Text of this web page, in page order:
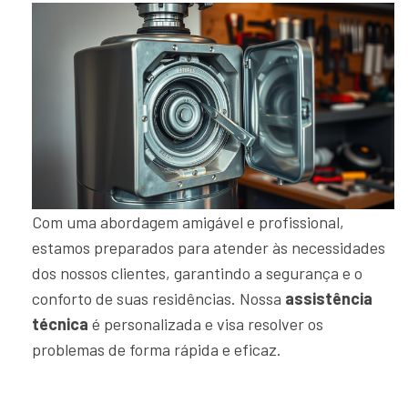
Com uma abordagem amigável e profissional,
estamos preparados para atender às necessidades
dos nossos clientes, garantindo a segurança e o
conforto de suas residências. Nossa assistência
técnica é personalizada e visa resolver os
problemas de forma rápida e eficaz.